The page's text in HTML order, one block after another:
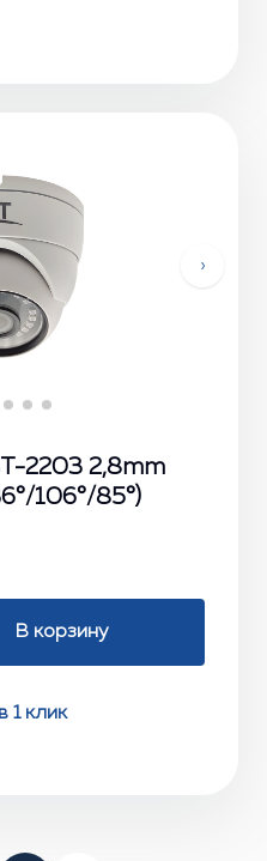
›
2203 2,8mm
106°/85°)
В корзину
1 клик